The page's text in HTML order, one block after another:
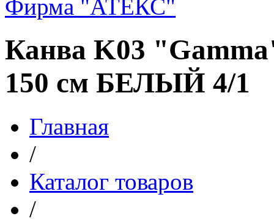
Фирма "АТЕКС"
Канва K03
150 см БЕЛЫЙ 4/1
Главная
/
Каталог товаров
/